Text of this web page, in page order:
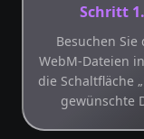
Schritt
Besuchen
WebM-Dateien
die Schaltfläche
gewünschte